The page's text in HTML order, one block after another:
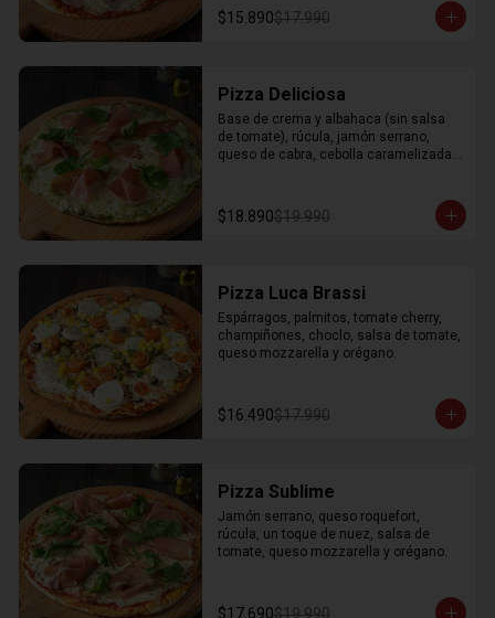
$15.890$17.990
Pizza Deliciosa
Base de crema y albahaca (sin salsa
de tomate), rúcula, jamón serrano,
queso de cabra, cebolla caramelizada,
$18.890$19.990
Pizza Luca Brassi
Espárragos, palmitos, tomate cherry,
champiñones, choclo, salsa de tomate,
queso mozzarella y orégano.
$16.490$17.990
Pizza Sublime
Jamón serrano, queso roquefort,
rúcula, un toque de nuez, salsa de
tomate, queso mozzarella y orégano.
$17.690$19.990